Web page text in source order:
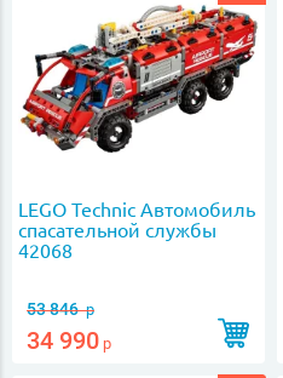
LEGO Technic Автомобиль
спасательной службы
42068
53 846р
34 990 р